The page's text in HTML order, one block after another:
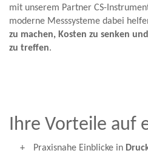
mit unserem Partner CS-
moderne Messsysteme dabei
zu machen, Kosten zu senken
zu treffen.
Ihre Vorteile auf
Praxisnahe Einblicke in